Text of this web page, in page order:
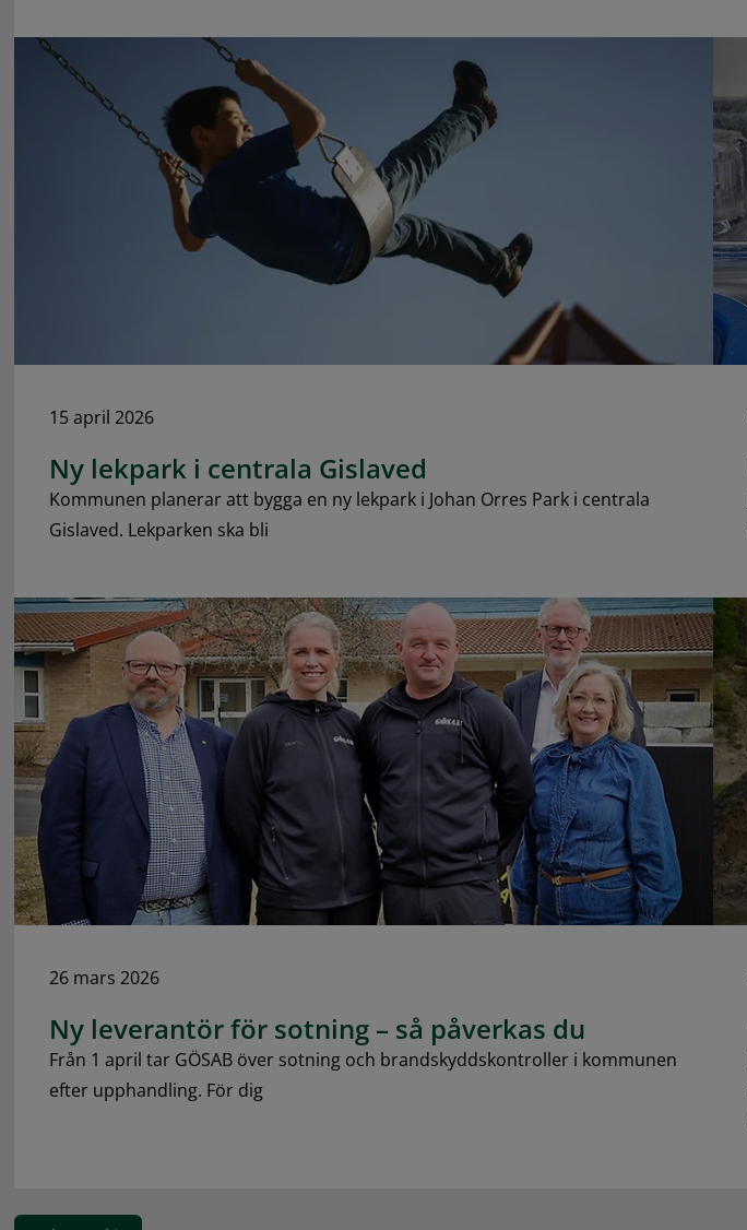
15 april 2026
Ny lekpark i centrala Gislaved
Kommunen planerar att bygga en ny lekpark i Johan Orres Park i centrala
Gislaved. Lekparken ska bli
26 mars 2026
Ny leverantör för sotning – så påverkas du
Från 1 april tar GÖSAB över sotning och brandskyddskontroller i kommunen
efter upphandling. För dig